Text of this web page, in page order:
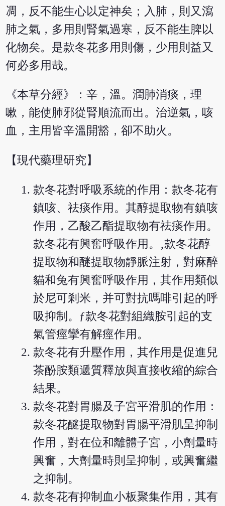
凋，反不能生心以定神矣；入肺，則又瀉
肺之氣，多用則腎氣過寒，反不能生脾以
化物矣。是款冬花多用則傷，少用則益又
何必多用哉。
《本草分經》：辛，溫。潤肺消痰，理
嗽，能使肺邪從腎順流而出。治逆氣，咳
血，主用皆辛溫開豁，卻不助火。
【現代藥理研究】
款冬花對呼吸系統的作用：款冬花有
鎮咳、祛痰作用。其醇提取物有鎮咳
作用，乙酸乙酯提取物有祛痰作用。
款冬花有興奮呼吸作用。‚款冬花醇
提取物和醚提取物靜脈注射，對麻醉
貓和兔有興奮呼吸作用，其作用類似
於尼可剎米，并可對抗嗎啡引起的呼
吸抑制。ƒ款冬花對組織胺引起的支
氣管痙攣有解痙作用。
款冬花有升壓作用，其作用是促進兒
茶酚胺類遞質釋放與直接收縮的綜合
結果。
款冬花對胃腸及子宮平滑肌的作用：
款冬花醚提取物對胃腸平滑肌呈抑制
作用，對在位和離體子宮，小劑量時
興奮，大劑量時則呈抑制，或興奮繼
之抑制。
款冬花有抑制血小板聚集作用，其有